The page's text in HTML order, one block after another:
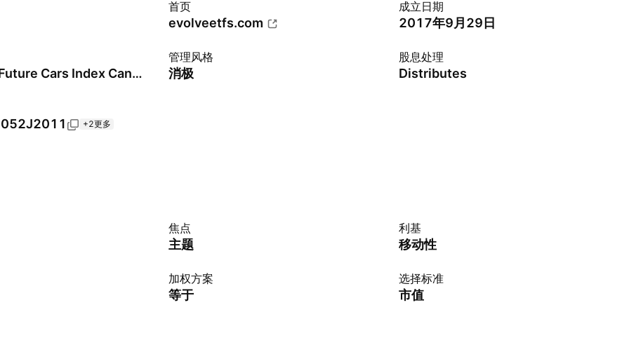
首页
evolveetfs.com
成立日期
2017年9月29日
Solactive Future Cars Index Canadian Dollar Hedged - CAD
管理风格
消极
股息处理
Distributes
+2更多
焦点
主题
利基
移动性
加权方案
等于
选择标准
市值